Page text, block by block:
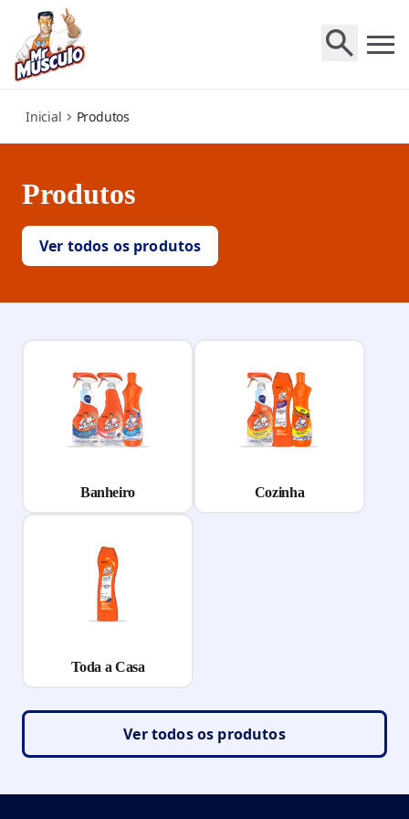
products
Inicial Produtos
Produtos
Ver todos os produtos
Banheiro Cozinha
Toda a Casa
Ver todos os produtos